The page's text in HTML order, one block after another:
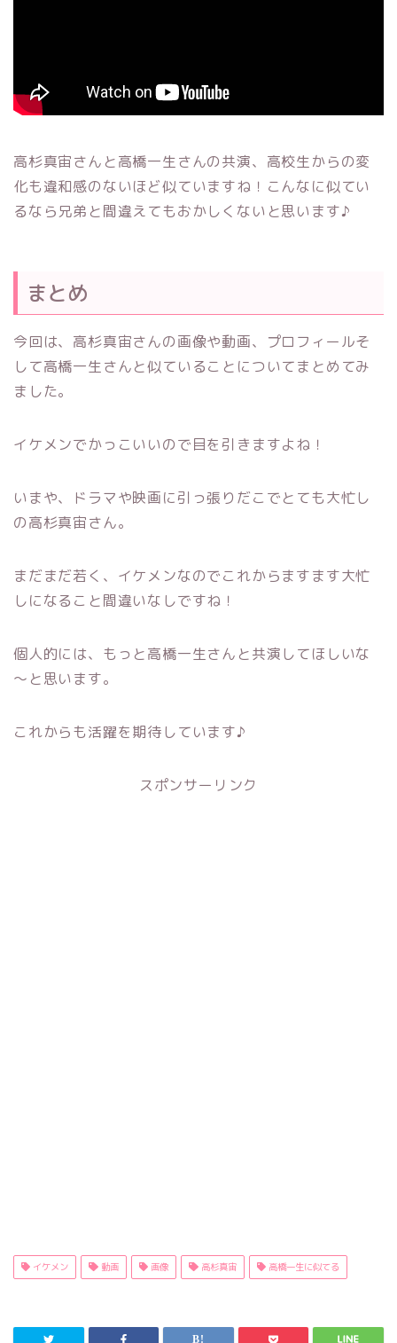
高杉真宙さんと高橋一生さんの共演、高校生からの変
化も違和感のないほど似ていますね！こんなに似てい
るなら兄弟と間違えてもおかしくないと思います♪
まとめ
今回は、高杉真宙さんの画像や動画、プロフィールそ
して高橋一生さんと似ていることについてまとめてみ
ました。
イケメンでかっこいいので目を引きますよね！
いまや、ドラマや映画に引っ張りだこでとても大忙し
の高杉真宙さん。
まだまだ若く、イケメンなのでこれからますます大忙
しになること間違いなしですね！
個人的には、もっと高橋一生さんと共演してほしいな
～と思います。
これからも活躍を期待しています♪
スポンサーリンク
イケメン 動画 画像 高杉真宙 高橋一生に似てる